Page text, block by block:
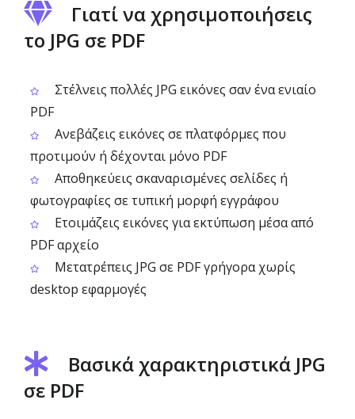
Γιατί να χρησιμοποιήσεις
το JPG σε PDF
Στέλνεις πολλές JPG εικόνες σαν ένα ενιαίο
PDF
Ανεβάζεις εικόνες σε πλατφόρμες που
προτιμούν ή δέχονται μόνο PDF
Αποθηκεύεις σκαναρισμένες σελίδες ή
φωτογραφίες σε τυπική μορφή εγγράφου
Ετοιμάζεις εικόνες για εκτύπωση μέσα από
PDF αρχείο
Μετατρέπεις JPG σε PDF γρήγορα χωρίς
desktop εφαρμογές
Βασικά χαρακτηριστικά JPG
σε PDF